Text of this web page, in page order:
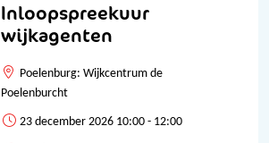
Inloopspreekuur
wijkagenten
Poelenburg: Wijkcentrum de
Poelenburcht
23 december 2026 10:00 - 12:00